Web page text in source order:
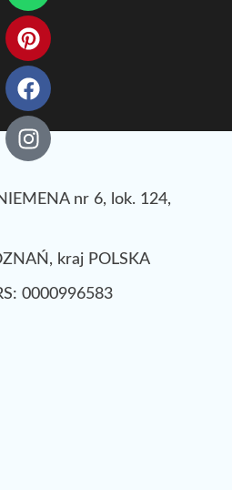
nr 6, lok. 124,
kraj POLSKA
0000996583